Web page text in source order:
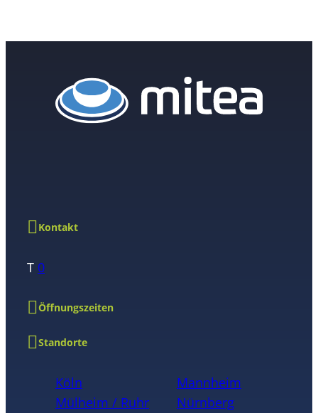
Kontakt
T 0
Öffnungszeiten
Standorte
Köln
Mannheim
Mülheim / Ruhr
Nürnberg